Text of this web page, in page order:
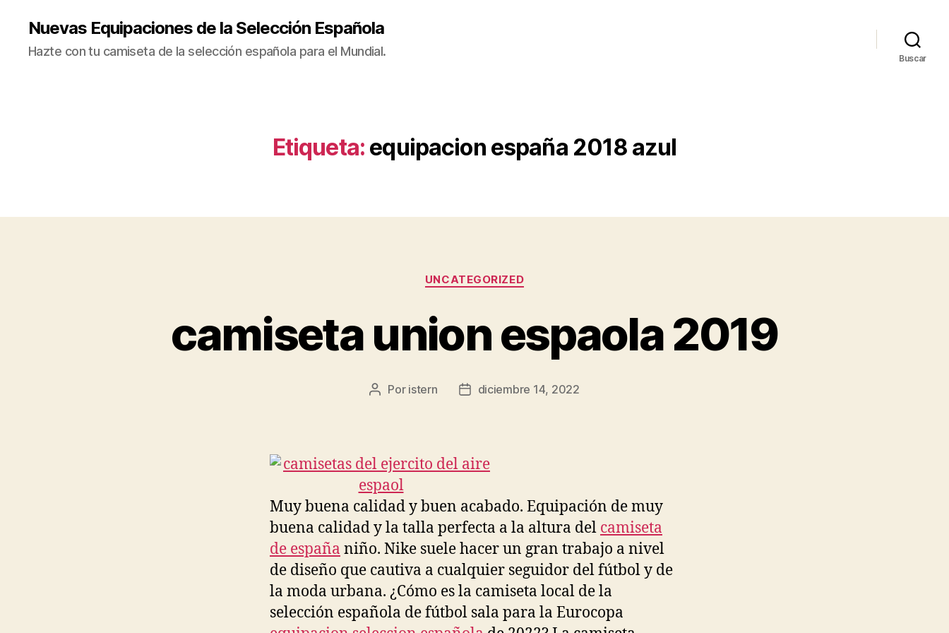
Nuevas Equipaciones de la Selección Española
Hazte con tu camiseta de la selección española para el Mundial. Buscar
Etiqueta: equipacion españa 2018 azul
Categorías
UNCATEGORIZED
camiseta union espaola 2019
Autor
Por istern
Fechadiciembre 14, 2022
Muy buena calidad y buen acabado. Equipación de muy
buena calidad y la talla perfecta a la altura del camiseta
de españa niño. Nike suele hacer un gran trabajo a nivel
de diseño que cautiva a cualquier seguidor del fútbol y de
la moda urbana. ¿Cómo es la camiseta local de la
selección española de fútbol sala para la Eurocopa